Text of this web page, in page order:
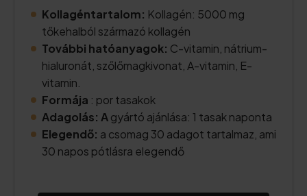
Kollagéntartalom: Kollagén: 5000 mg
tőkehalból származó kollagén
További hatóanyagok: C-vitamin, nátrium-
hialuronát, szőlőmagkivonat, A-vitamin, E-
vitamin.
Formája : por tasakok
Adagolás: Agyártó ajánlása: 1 tasak naponta
Elegendő: a csomag 30 adagot tartalmaz, ami
30 napos pótlásra elegendő